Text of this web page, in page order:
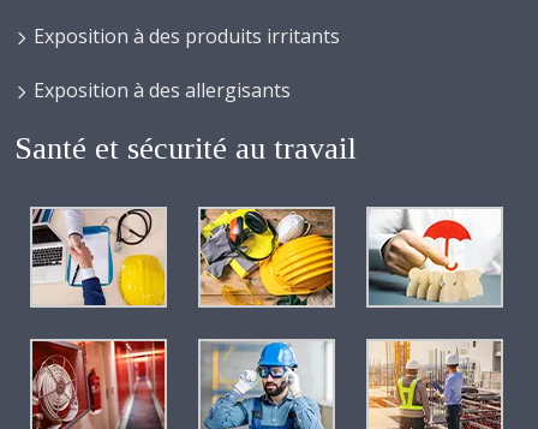
Exposition à des produits irritants
Exposition à des allergisants
Santé et sécurité au travail